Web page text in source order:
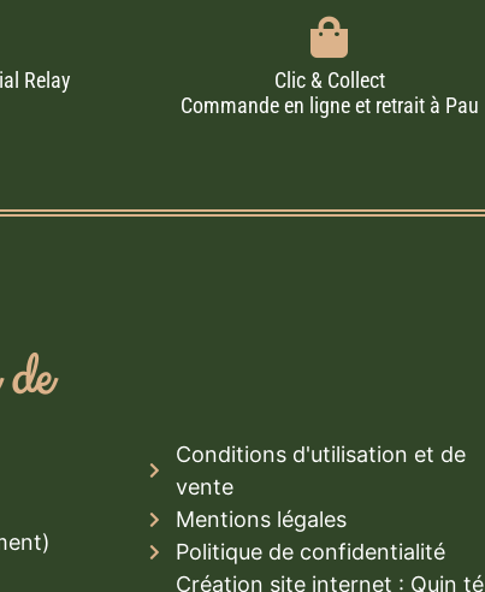
Relay
Clic & Collect
Commande en ligne et retrait à Pau
Conditions d'utilisation et de
vente
Mentions légales
Politique de confidentialité
Création site internet : Quin té